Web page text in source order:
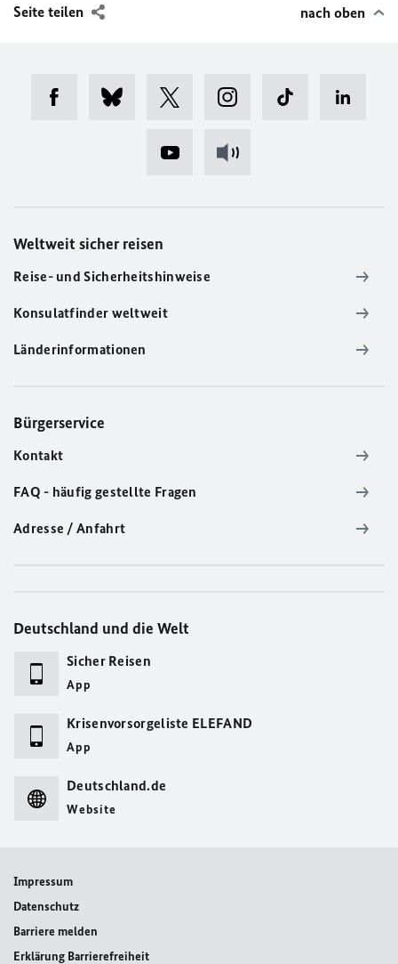
Seite teilen nach oben
Weltweit sicher reisen
Reise- und Sicherheitshinweise
Konsulatfinder weltweit
Länderinformationen
Bürgerservice
Kontakt
FAQ - häufig gestellte Fragen
Adresse / Anfahrt
Deutschland und die Welt
Sicher Reisen
App
Krisenvorsorgeliste ELEFAND
App
Deutschland.de
Website
Impressum
Datenschutz
Barriere melden
Erklärung Barrierefreiheit